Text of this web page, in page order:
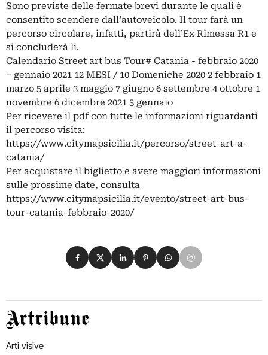
Sono previste delle fermate brevi durante le quali è
consentito scendere dall’autoveicolo. Il tour farà un
percorso circolare, infatti, partirà dell’Ex Rimessa R1 e
si concluderà li.
Calendario Street art bus Tour# Catania - febbraio 2020
– gennaio 2021 12 MESI / 10 Domeniche 2020 2 febbraio 1
marzo 5 aprile 3 maggio 7 giugno 6 settembre 4 ottobre 1
novembre 6 dicembre 2021 3 gennaio
Per ricevere il pdf con tutte le informazioni riguardanti
il percorso visita:
https://www.citymapsicilia.it/percorso/street-art-a-
catania/
Per acquistare il biglietto e avere maggiori informazioni
sulle prossime date, consulta
https://www.citymapsicilia.it/evento/street-art-bus-
tour-catania-febbraio-2020/
Condividi su Facebook
Condividi su X
Condividi su LinkedIn
Condividi su Pinterest
Condividi su WhatsApp
Condividi su Email
Artribune
Arti visive